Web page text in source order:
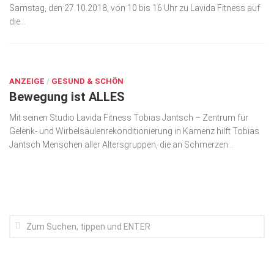
Kunst & Kultur
Podcast
Top Branchen
SACHSEN IN PARIS
Samstag, den 27.10.2018, von 10 bis 16 Uhr zu Lavida Fitness auf
die...
ANZEIGE / GESUND & SCHÖN
Bewegung ist ALLES
Mit seinen Studio Lavida Fitness Tobias Jantsch – Zentrum für
Gelenk- und Wirbelsäulenrekonditionierung in Kamenz hilft Tobias
Jantsch Menschen aller Alters­gruppen, die an Schmer­zen...